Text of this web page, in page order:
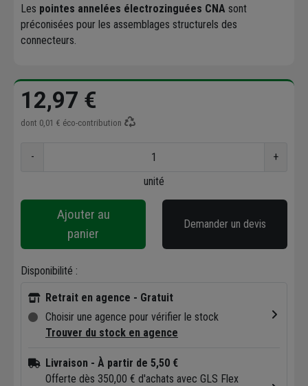
Les pointes annelées électrozinguées CNA sont
préconisées pour les assemblages structurels des
connecteurs.
12,97 €
dont 0,01 € éco-contribution
-
+
unité
Ajouter au
panier
Demander un devis
Disponibilité :
Retrait en agence - Gratuit
Choisir une agence pour vérifier le stock
Trouver du stock en agence
Livraison - À partir de 5,50 €
Offerte dès 350,00 € d'achats avec GLS Flex